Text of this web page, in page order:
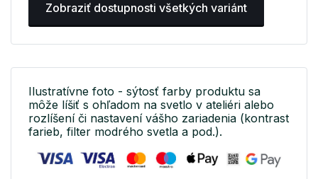
Zobraziť dostupnosti všetkých variánt
Ilustratívne foto - sýtosť farby produktu sa
môže líšiť s ohľadom na svetlo v ateliéri alebo
rozlíšení či nastavení vášho zariadenia (kontrast
farieb, filter modrého svetla a pod.).